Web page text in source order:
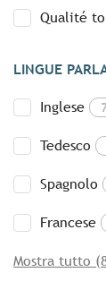
Qualité
LINGUE
Inglese
Tedesco
Spagnolo
Francese
Mostra tutto